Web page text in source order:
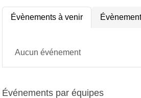
Évènements à venir
Aucun événement
Événements par équipes